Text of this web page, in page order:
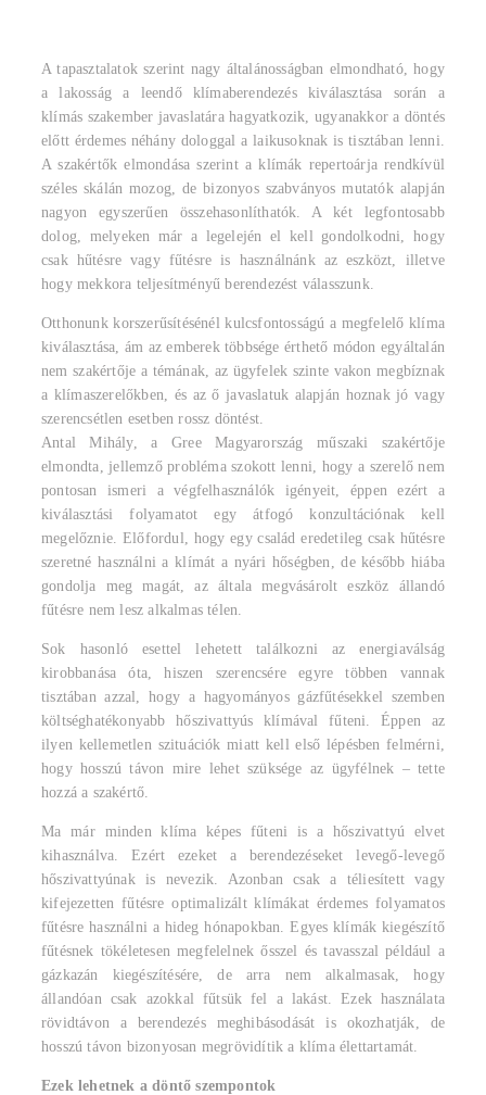
A tapasztalatok szerint nagy általánosságban elmondható, hogy
a lakosság a leendő klímaberendezés kiválasztása során a
klímás szakember javaslatára hagyatkozik, ugyanakkor a döntés
előtt érdemes néhány dologgal a laikusoknak is tisztában lenni.
A szakértők elmondása szerint a klímák repertoárja rendkívül
széles skálán mozog, de bizonyos szabványos mutatók alapján
nagyon egyszerűen összehasonlíthatók. A két legfontosabb
dolog, melyeken már a legelején el kell gondolkodni, hogy
csak hűtésre vagy fűtésre is használnánk az eszközt, illetve
hogy mekkora teljesítményű berendezést válasszunk.
Otthonunk korszerűsítésénél kulcsfontosságú a megfelelő klíma
kiválasztása, ám az emberek többsége érthető módon egyáltalán
nem szakértője a témának, az ügyfelek szinte vakon megbíznak
a klímaszerelőkben, és az ő javaslatuk alapján hoznak jó vagy
szerencsétlen esetben rossz döntést.
Antal Mihály, a Gree Magyarország műszaki szakértője
elmondta, jellemző probléma szokott lenni, hogy a szerelő nem
pontosan ismeri a végfelhasználók igényeit, éppen ezért a
kiválasztási folyamatot egy átfogó konzultációnak kell
megelőznie. Előfordul, hogy egy család eredetileg csak hűtésre
szeretné használni a klímát a nyári hőségben, de később hiába
gondolja meg magát, az általa megvásárolt eszköz állandó
fűtésre nem lesz alkalmas télen.
Sok hasonló esettel lehetett találkozni az energiaválság
kirobbanása óta, hiszen szerencsére egyre többen vannak
tisztában azzal, hogy a hagyományos gázfűtésekkel szemben
költséghatékonyabb hőszivattyús klímával fűteni. Éppen az
ilyen kellemetlen szituációk miatt kell első lépésben felmérni,
hogy hosszú távon mire lehet szüksége az ügyfélnek – tette
hozzá a szakértő.
Ma már minden klíma képes fűteni is a hőszivattyú elvet
kihasználva. Ezért ezeket a berendezéseket levegő-levegő
hőszivattyúnak is nevezik. Azonban csak a téliesített vagy
kifejezetten fűtésre optimalizált klímákat érdemes folyamatos
fűtésre használni a hideg hónapokban. Egyes klímák kiegészítő
fűtésnek tökéletesen megfelelnek ősszel és tavasszal például a
gázkazán kiegészítésére, de arra nem alkalmasak, hogy
állandóan csak azokkal fűtsük fel a lakást. Ezek használata
rövidtávon a berendezés meghibásodását is okozhatják, de
hosszú távon bizonyosan megrövidítik a klíma élettartamát.
Ezek lehetnek a döntő szempontok